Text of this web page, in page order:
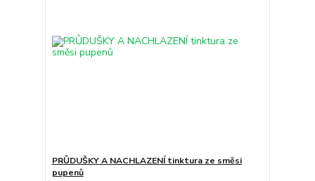
PRŮDUŠKY A NACHLAZENÍ tinktura ze směsi
pupenů